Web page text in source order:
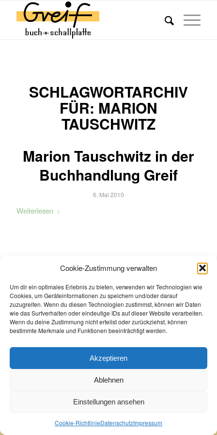
Cookie-Zustimmung verwalten
Um dir ein optimales Erlebnis zu bieten, verwenden wir Technologien wie
Cookies, um Geräteinformationen zu speichern und/oder darauf
zuzugreifen. Wenn du diesen Technologien zustimmst, können wir Daten
wie das Surfverhalten oder eindeutige IDs auf dieser Website verarbeiten.
Wenn du deine Zustimmung nicht erteilst oder zurückziehst, können
bestimmte Merkmale und Funktionen beeinträchtigt werden.
Akzeptieren
Ablehnen
Einstellungen ansehen
Cookie-RichtlinieDatenschutzImpressum
SCHLAGWORTARCHIV
FÜR: MARION
TAUSCHWITZ
Marion Tauschwitz in der
Buchhandlung Greif
6. Mai 2010
Weiterlesen
Cookie-Richtlinie